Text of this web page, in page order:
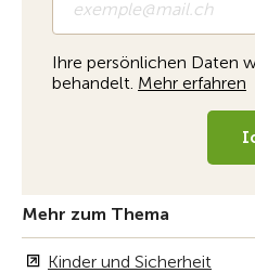
Mehr zum Thema
Kinder und Sicherheit